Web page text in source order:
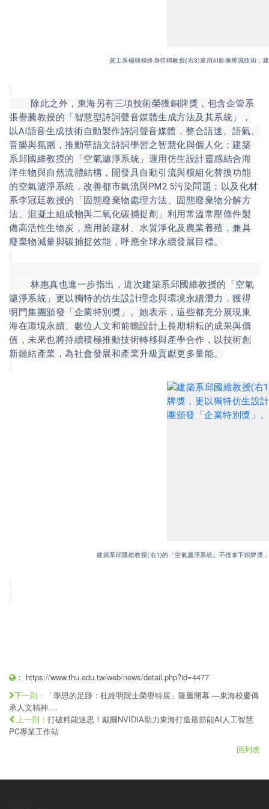
資工系楊朝棟終身特聘教授(右3)運用AI影像辨識技術，
除此之外，東海另有三項技術榮獲銅牌獎，包含企管系
張譽騰教授的「智慧型詩詞聲音媒體生成方法及其系統」，
以AI語音生成技術自動製作詩詞聲音媒體，整合語速、語氣、
音樂與氛圍，推動華語文詩詞學習之智慧化與個人化；建築
系邱國維教授的「空氣濾淨系統」運用仿生設計靈感結合海
洋生物與自然流體結構，開發具自動引流與模組化替換功能
的空氣濾淨系統，改善都市氣流與PM2.5污染問題；以及化材
系李冠廷教授的「固態廢棄物處理方法、固態廢棄物分解方
法、混凝土組成物與二氧化碳捕捉劑」利用常溫常壓條件製
備高活性生物炭，應用於建材、水質淨化及農業養殖，兼具
廢棄物減量與碳捕捉效能，呼應全球永續發展目標。
林惠真也進一步指出，這次建築系邱國維教授的「空氣
濾淨系統」更以獨特的仿生設計理念與環境永續潛力，獲得
明門集團頒發「企業特別獎」。她表示，這些都充分展現東
海在環境永續、數位人文和前瞻設計上長期耕耘的成果與價
值，未來也將持續積極推動技術轉移與產學合作，以技術創
新鏈結產業，為社會發展和產業升級貢獻更多量能。
建築系邱國維教授(右1)的「空氣濾淨系統」不僅拿下銅牌獎
： https://www.thu.edu.tw/web/news/detail.php?id=4477
下一則：
「學思的足跡：杜維明院士榮譽特展」隆重開幕 —東海校慶傳
承人文精神....
上一則： 打破耗能迷思！戴爾NVIDIA助力東海打造最節能AI人工智慧
PC專業工作站
回列表